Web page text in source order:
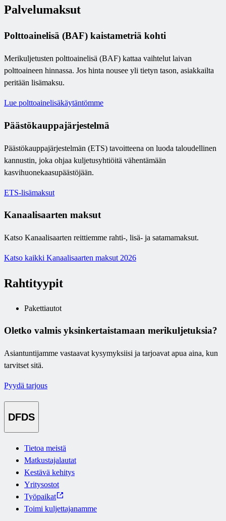
Palvelumaksut
Polttoainelisä (BAF) kaistametriä kohti
Merikuljetusten polttoainelisä (BAF) kattaa vaihtelut laivan
polttoaineen hinnassa. Jos hinta nousee yli tietyn tason, asiakkailta
peritään lisämaksu.
Lue polttoainelisäkäytäntömme
Päästökauppajärjestelmä
Päästökauppajärjestelmän (ETS) tavoitteena on luoda taloudellinen
kannustin, joka ohjaa kuljetusyhtiöitä vähentämään
kasvihuonekaasupäästöjään.
ETS-lisämaksut
Kanaalisaarten maksut
Katso Kanaalisaarten reittiemme rahti-, lisä- ja satamamaksut.
Katso kaikki Kanaalisaarten maksut 2026
Rahtityypit
Pakettiautot
Oletko valmis yksinkertaistamaan merikuljetuksia?
Asiantuntijamme vastaavat kysymyksiisi ja tarjoavat apua aina, kun
tarvitset sitä.
Pyydä tarjous
DFDS
Tietoa meistä
Matkustajalautat
Kestävä kehitys
Yritysostot
Työpaikat
Toimi kuljettajanamme